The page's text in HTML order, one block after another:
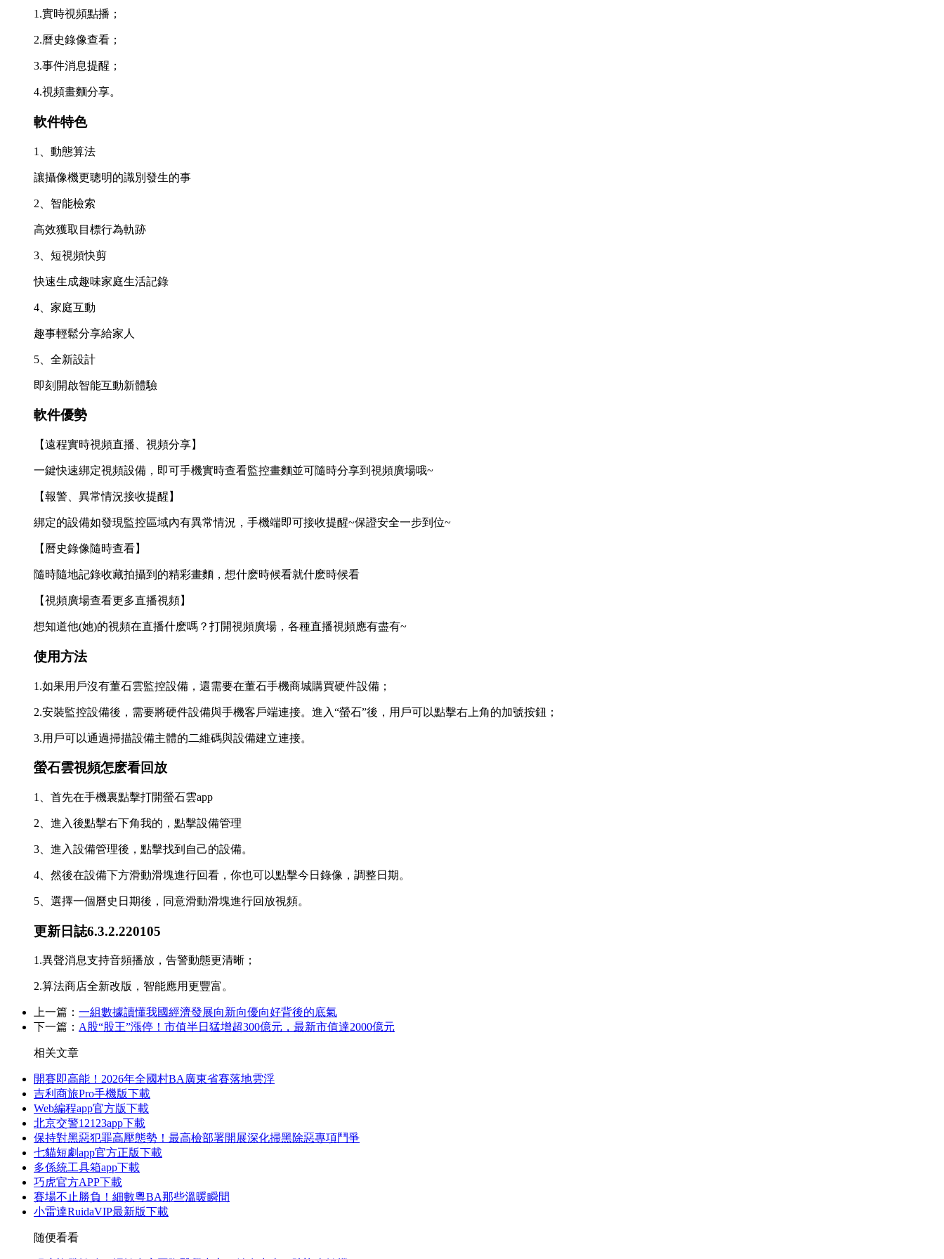
1.實時視頻點播；
2.曆史錄像查看；
3.事件消息提醒；
4.視頻畫麵分享。
軟件特色
1、動態算法
讓攝像機更聰明的識別發生的事
2、智能檢索
高效獲取目標行為軌跡
3、短視頻快剪
快速生成趣味家庭生活記錄
4、家庭互動
趣事輕鬆分享給家人
5、全新設計
即刻開啟智能互動新體驗
軟件優勢
【遠程實時視頻直播、視頻分享】
一鍵快速綁定視頻設備，即可手機實時查看監控畫麵並可隨時分享到視頻廣場哦~
【報警、異常情況接收提醒】
綁定的設備如發現監控區域內有異常情況，手機端即可接收提醒~保證安全一步到位~
【曆史錄像隨時查看】
隨時隨地記錄收藏拍攝到的精彩畫麵，想什麽時候看就什麽時候看
【視頻廣場查看更多直播視頻】
想知道他(她)的視頻在直播什麽嗎？打開視頻廣場，各種直播視頻應有盡有~
使用方法
1.如果用戶沒有董石雲監控設備，還需要在董石手機商城購買硬件設備；
2.安裝監控設備後，需要將硬件設備與手機客戶端連接。進入“螢石”後，用戶可以點擊右上角的加號按鈕；
3.用戶可以通過掃描設備主體的二維碼與設備建立連接。
螢石雲視頻怎麽看回放
1、首先在手機裏點擊打開螢石雲app
2、進入後點擊右下角我的，點擊設備管理
3、進入設備管理後，點擊找到自己的設備。
4、然後在設備下方滑動滑塊進行回看，你也可以點擊今日錄像，調整日期。
5、選擇一個曆史日期後，同意滑動滑塊進行回放視頻。
更新日誌6.3.2.220105
1.異聲消息支持音頻播放，告警動態更清晰；
2.算法商店全新改版，智能應用更豐富。
上一篇： 一組數據讀懂我國經濟發展向新向優向好背後的底氣
下一篇： A股“股王”漲停！市值半日猛增超300億元，最新市值達2000億元
相关文章
開賽即高能！2026年全國村BA廣東省賽落地雲浮
吉利商旅Pro手機版下載
Web編程app官方版下載
北京交警12123app下載
保持對黑惡犯罪高壓態勢！最高檢部署開展深化掃黑除惡專項鬥爭
七貓短劇app官方正版下載
多係統工具箱app下載
巧虎官方APP下載
賽場不止勝負！細數粵BA那些溫暖瞬間
小雷達RuidaVIP最新版下載
随便看看